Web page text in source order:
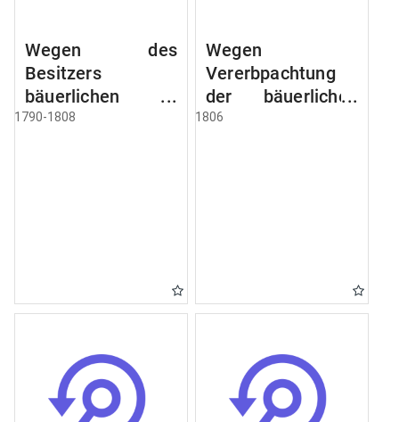
Wegen des
Besitzers
bäuerlichen
Grundstücke, den
1790-1808
Wegen
Vererbpachtung
der bäuerlichen
Grundstücke und
1806